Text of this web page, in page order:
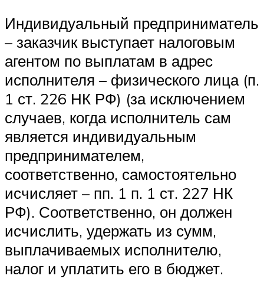
Индивидуальный предприниматель
– заказчик выступает налоговым
агентом по выплатам в адрес
исполнителя – физического лица (п.
1 ст. 226 НК РФ) (за исключением
случаев, когда исполнитель сам
является индивидуальным
предпринимателем,
соответственно, самостоятельно
исчисляет – пп. 1 п. 1 ст. 227 НК
РФ). Соответственно, он должен
исчислить, удержать из сумм,
выплачиваемых исполнителю,
налог и уплатить его в бюджет.